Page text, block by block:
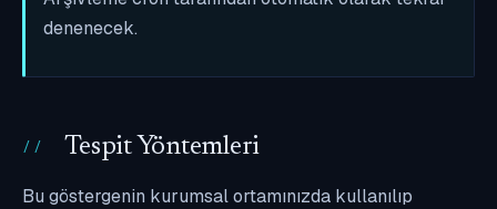
denenecek.
Tespit Yöntemleri
Bu göstergenin kurumsal ortamınızda kullanılıp